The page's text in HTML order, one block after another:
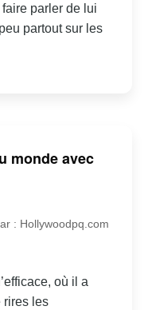
parler de lui
partout sur les
monde avec
: Hollywoodpq.com
où il a
rires les